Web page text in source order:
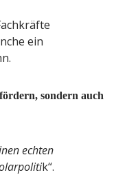
ein
sondern auch
echten
k“.